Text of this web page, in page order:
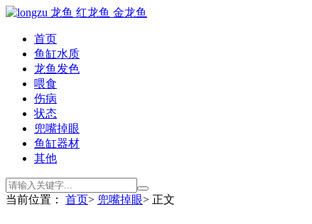
首页
鱼缸水质
龙鱼发色
喂食
伤病
状态
兜嘴掉眼
鱼缸器材
其他
当前位置： 首页> 兜嘴掉眼> 正文